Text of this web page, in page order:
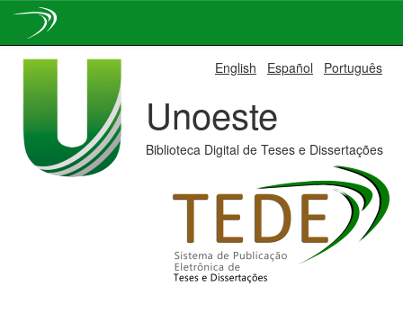
English Español Português
Unoeste
Biblioteca Digital de Teses e Dissertações